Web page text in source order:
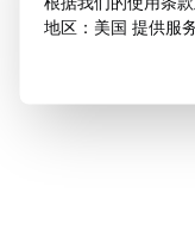
地区：美国 提供服